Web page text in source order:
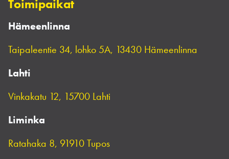
Toimipaikat
Hämeenlinna
Taipaleentie 34, lohko 5A, 13430 Hämeenlinna
Lahti
Vinkakatu 12, 15700 Lahti
Liminka
Ratahaka 8, 91910 Tupos